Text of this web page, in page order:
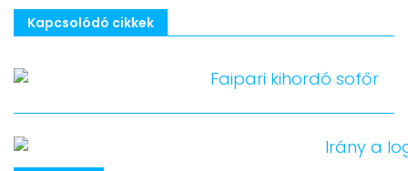
Kapcsolódó cikkek